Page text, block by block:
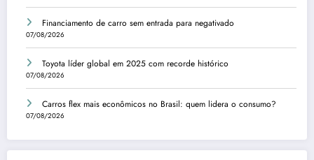
Financiamento de carro sem entrada para negativado
07/08/2026
Toyota líder global em 2025 com recorde histórico
07/08/2026
Carros flex mais econômicos no Brasil: quem lidera o consumo?
07/08/2026